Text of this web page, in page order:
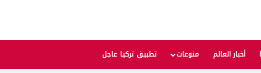
أخبار العالم منوعات تطبيق تركيا عاجل